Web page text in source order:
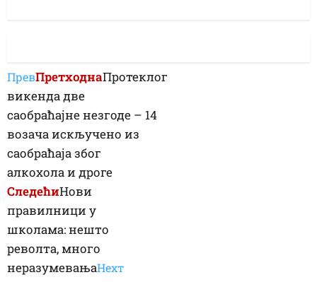
ПревПретходнаПротеклог
викенда две
саобраћајне незгоде – 14
возача искључено из
саобраћаја због
алкохола и дроге
СледећиНови
правилници у
школама: нешто
револта, много
неразумевањаНеxт